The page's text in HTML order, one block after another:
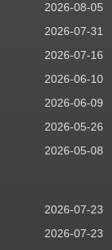
2026-08-05
2026-07-31
2026-07-16
2026-06-10
2026-06-09
2026-05-26
2026-05-08
2026-07-23
2026-07-23